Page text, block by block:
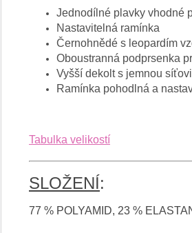
Jednodílné plavky vhodné
Nastavitelná ramínka
Černohnědé s leopardím
Oboustranná podprsenka
Vyšší dekolt s jemnou
Ramínka pohodlná a
Tabulka velikostí
SLOŽENÍ:
77 % POLYAMID, 23 %